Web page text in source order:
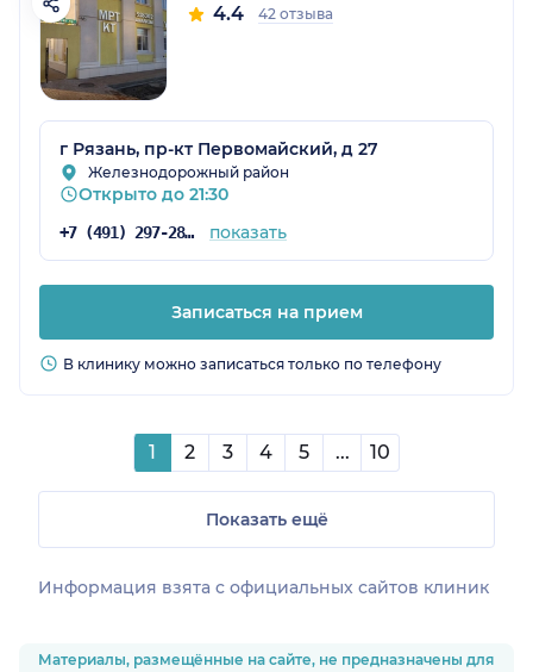
4.4 42 отзыва
г Рязань, пр-кт Первомайский, д 27
Железнодорожный район
Открыто до 21:30
+7 (491) 297-28-19 показать
Записаться на прием
В клинику можно записаться только по телефону
1 2 3 4 5 ... 10
Показать ещё
Информация взята c официальных сайтов клиник
Материалы, размещённые на сайте, не предназначены для